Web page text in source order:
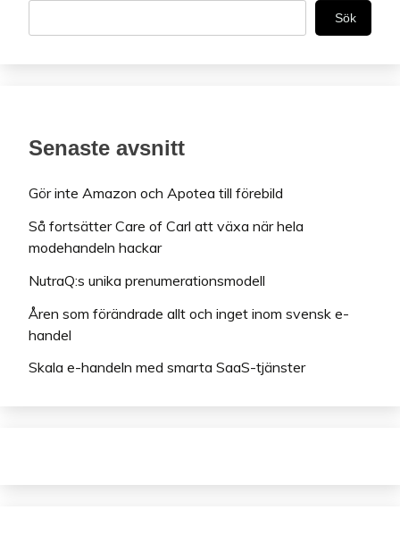
Sök
Senaste avsnitt
Gör inte Amazon och Apotea till förebild
Så fortsätter Care of Carl att växa när hela
modehandeln hackar
NutraQ:s unika prenumerationsmodell
Åren som förändrade allt och inget inom svensk e-
handel
Skala e-handeln med smarta SaaS-tjänster